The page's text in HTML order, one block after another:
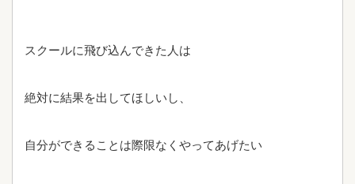
スクールに飛び込んできた人は
絶対に結果を出してほしいし、
自分ができることは際限なくやってあげたい